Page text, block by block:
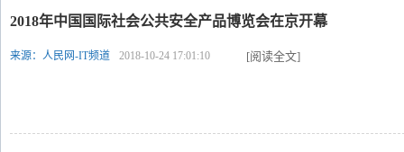
2018年中国国际社会公共安全产品博览会在京开幕
来源：人民网-IT频道 2018-10-24 17:01:10 [阅读全文]